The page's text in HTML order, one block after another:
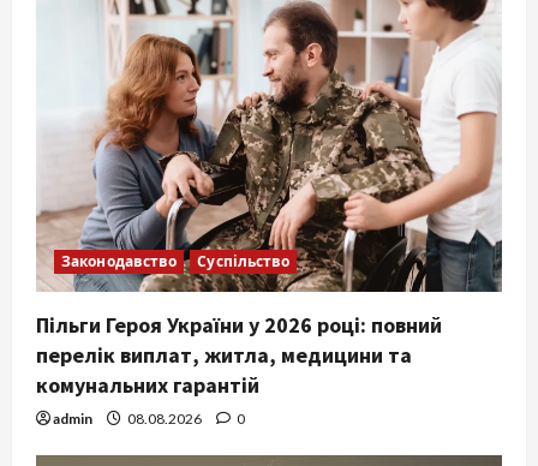
Законодавство Суспільство
Пільги Героя України у 2026 році: повний
перелік виплат, житла, медицини та
комунальних гарантій
admin 08.08.2026 0